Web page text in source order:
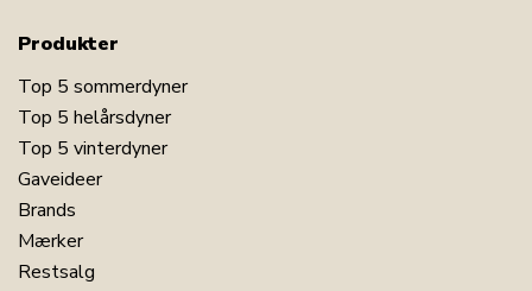
Produkter
Top 5 sommerdyner
Top 5 helårsdyner
Top 5 vinterdyner
Gaveideer
Brands
Mærker
Restsalg